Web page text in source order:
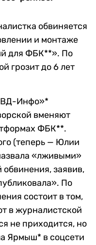
обвиняется
и монтаже
для ФБК**». По
грозит до 6 лет
Инфо»*
вменяют
ФБК**.
(теперь — Юлии
«лживыми»
заявив,
По
состоит в том,
в журналистской
не приходится, но
Ярмыш* в соцсети